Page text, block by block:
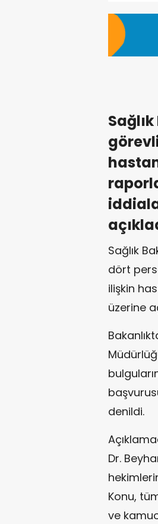
Sağlık
dört
ilişkin
üzerine
denildi.
Dr.
Konu,
ve